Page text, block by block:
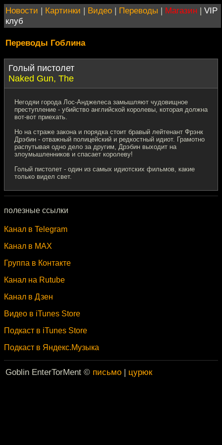
Новости | Картинки | Видео | Переводы | Магазин | VIP
клуб
Переводы Гоблина
Голый пистолет
Naked Gun, The
Негодяи города Лос-Анджелеса замышляют чудовищное
преступление - убийство английской королевы, которая должна
вот-вот приехать.
Но на страже закона и порядка стоит бравый лейтенант Фрэнк
Дрэбин - отважный полицейский и редкостный идиот. Грамотно
распутывая одно дело за другим, Дрэбин выходит на
злоумышленников и спасает королеву!
Голый пистолет - один из самых идиотских фильмов, какие
только видел свет.
полезные ссылки
Канал в Telegram
Канал в MAX
Группа в Контакте
Канал на Rutube
Канал в Дзен
Видео в iTunes Store
Подкаст в iTunes Store
Подкаст в Яндекс.Музыка
Goblin EnterTorMent © письмо | цурюк